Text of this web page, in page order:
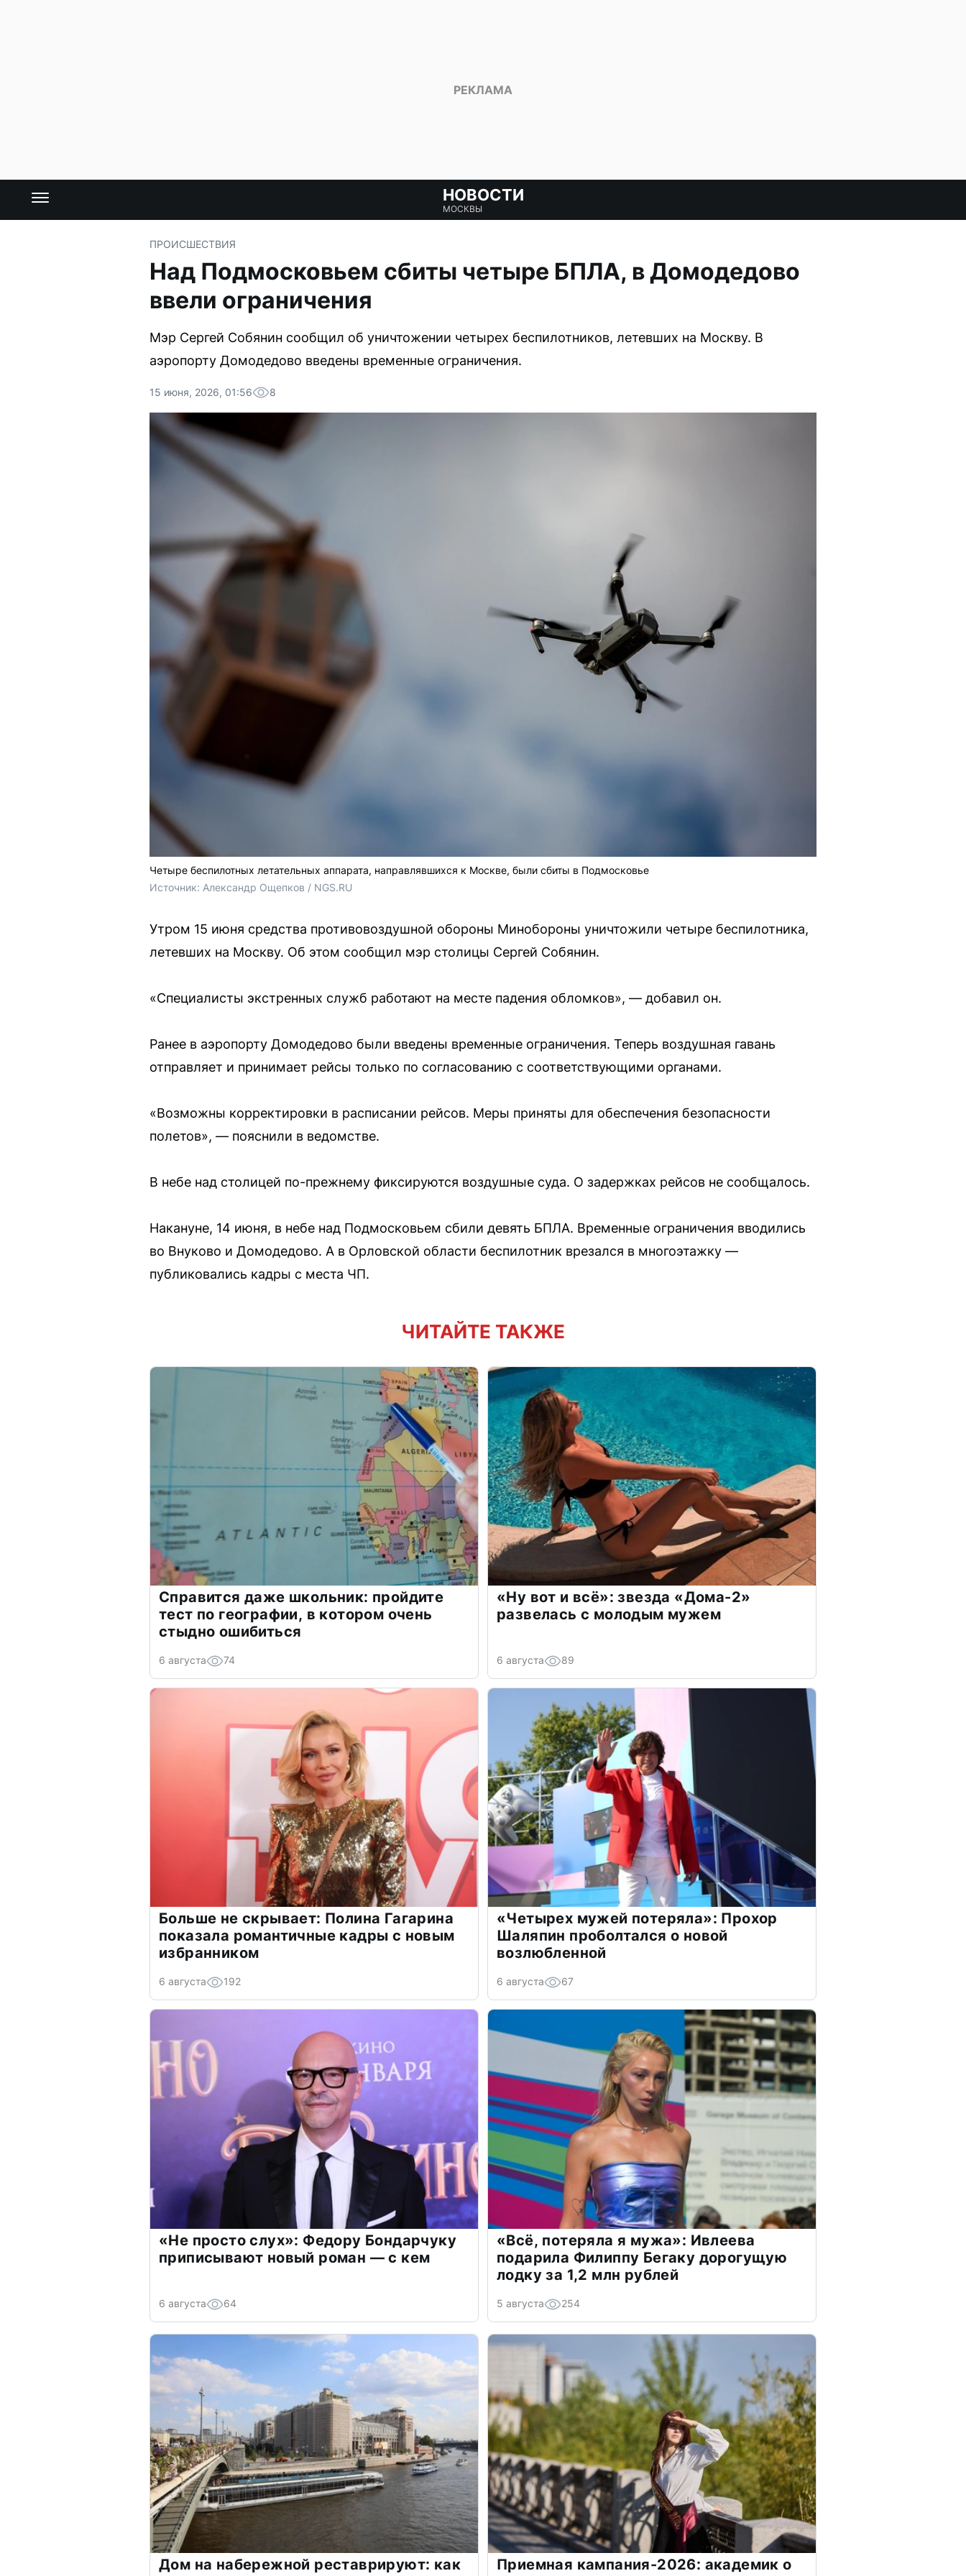
НОВОСТИ
МОСКВЫ
ПРОИСШЕСТВИЯ
Над Подмосковьем сбиты четыре БПЛА, в Домодедово
ввели ограничения
Мэр Сергей Собянин сообщил об уничтожении четырех беспилотников, летевших на Москву. В
аэропорту Домодедово введены временные ограничения.
15 июня, 2026, 01:56 8
Четыре беспилотных летательных аппарата, направлявшихся к Москве, были сбиты в Подмосковье
Источник: Александр Ощепков / NGS.RU
Утром 15 июня средства противовоздушной обороны Минобороны уничтожили четыре беспилотника,
летевших на Москву. Об этом сообщил мэр столицы Сергей Собянин.
«Специалисты экстренных служб работают на месте падения обломков», — добавил он.
Ранее в аэропорту Домодедово были введены временные ограничения. Теперь воздушная гавань
отправляет и принимает рейсы только по согласованию с соответствующими органами.
«Возможны корректировки в расписании рейсов. Меры приняты для обеспечения безопасности
полетов», — пояснили в ведомстве.
В небе над столицей по-прежнему фиксируются воздушные суда. О задержках рейсов не сообщалось.
Накануне, 14 июня, в небе над Подмосковьем сбили девять БПЛА. Временные ограничения вводились
во Внуково и Домодедово. А в Орловской области беспилотник врезался в многоэтажку —
публиковались кадры с места ЧП.
ЧИТАЙТЕ ТАКЖЕ
Справится даже школьник: пройдите
тест по географии, в котором очень
стыдно ошибиться
6 августа 74
«Ну вот и всё»: звезда «Дома-2»
развелась с молодым мужем
6 августа 89
Больше не скрывает: Полина Гагарина
показала романтичные кадры с новым
избранником
6 августа 192
«Четырех мужей потеряла»: Прохор
Шаляпин проболтался о новой
возлюбленной
6 августа 67
«Не просто слух»: Федору Бондарчуку
приписывают новый роман — с кем
6 августа 64
«Всё, потеряла я мужа»: Ивлеева
подарила Филиппу Бегаку дорогущую
лодку за 1,2 млн рублей
5 августа 254
Дом на набережной реставрируют: как
Приемная кампания-2026: академик о